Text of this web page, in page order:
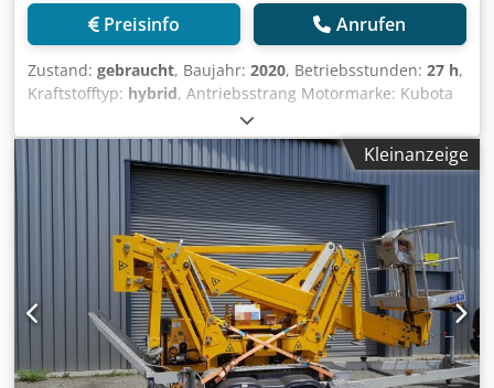
Preisinfo Anrufen
Zustand: gebraucht, Baujahr: 2020, Betriebsstunden: 27 h,
Kraftstofftyp: hybrid, Antriebsstrang Motormarke: Kubota
Gewichte Dcodpjzrrx Hsfx Anpok Leergewicht: 1.900 kg
Funktionell Mast: Knickarm Hubkapazität: 230 kg
Arbeitshöhe: 1.500 cm CE-Kennzeichnung: ja Verlauf Zahl
der Eigentümer: 1 Zustand Allgemeiner Zustand:
durchschnittlich Technischer Zustand: durchschnittlich
Optischer Zustand: durchschnittlich Weitere
Informationen Zustand der Bereifung vorne: 60 Zustand
der Bereifung hinten: 60 Emissionsniveau: Stage V / Tier V
Lieferbedingungen: EXW Max. Armausschlag in Grad: 360
Max. Ausschlag der Arbeitsbühne in Grad: 180 Letzte
Inspektion: 2026-08-04 Produktionsland: IT Weitere
Informationen Wenden Sie sich an Martyn Joosse, um
Kleinanzeige